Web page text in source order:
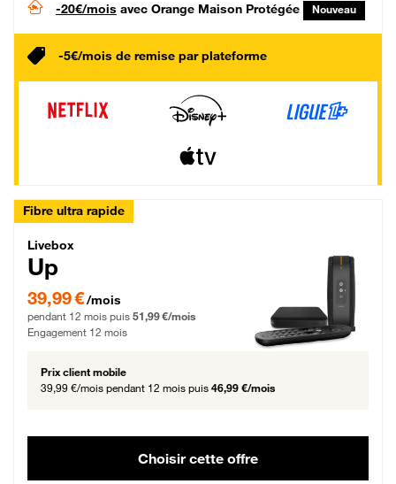
-20€/mois avec Orange Maison Protégée Nouveau
-5€/mois de remise par plateforme
Fibre ultra rapide
Livebox Up Fibre
Livebox
Up
39,99 € par mois pendant 12 mois puis 51,99 € par mois, Engagement 12 mois
39,99 €/mois
pendant 12 mois puis 51,99 €/mois
Engagement 12 mois
Prix client mobile
39,99 €/mois pendant 12 mois puis 46,99 €/mois
Choisir cette offre